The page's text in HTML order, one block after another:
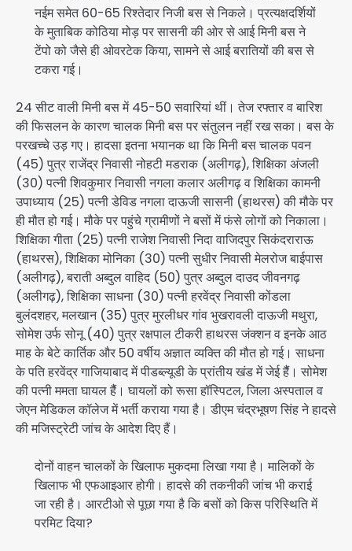
नईम समेत 60-65 रिश्तेदार निजी बस से निकले। प्रत्यक्षदर्शियों
के मुताबिक कोठिया मोड़ पर सासनी की ओर से आई मिनी बस ने
टेंपो को जैसे ही ओवरटेक किया, सामने से आई बरातियों की बस से
टकरा गई।
24 सीट वाली मिनी बस में 45-50 सवारियां थीं। तेज रफ्तार व बारिश
की फिसलन के कारण चालक मिनी बस पर संतुलन नहीं रख सका। बस के
परखच्चे उड़ गए। हादसा इतना भयानक था कि मिनी बस चालक पवन
(45) पुत्र राजेंद्र निवासी नोहटी मडराक (अलीगढ़), शिक्षिका अंजली
(30) पत्नी शिवकुमार निवासी नगला कलार अलीगढ़ व शिक्षिका कामनी
उपाध्याय (25) पत्नी डेविड नगला दाऊजी सासनी (हाथरस) की मौके पर
ही मौत हो गई। मौके पर पहुंचे ग्रामीणों ने बसों में फंसे लोगों को निकाला।
शिक्षिका गीता (25) पत्नी राजेश निवासी निदा वाजिदपुर सिकंदराराऊ
(हाथरस), शिक्षिका मोनिका (30) पत्नी सुधीर निवासी मेलरोज बाईपास
(अलीगढ़), बराती अब्दुल वाहिद (50) पुत्र अब्दुल दाउद जीवनगढ़
(अलीगढ़), शिक्षिका साधना (30) पत्नी हरवेंद्र निवासी कोंडला
बुलंदशहर, मलखान (35) पुत्र मुरलीधर गांव भुखरावली दाऊजी मथुरा,
सोमेश उर्फ सोनू (40) पुत्र रक्षपाल टीकरी हाथरस जंक्शन व इनके आठ
माह के बेटे कार्तिक और 50 वर्षीय अज्ञात व्यक्ति की मौत हो गई। साधना
के पति हरवेंद्र गाजियाबाद में पीडब्ल्यूडी के प्रांतीय खंड में जेई हैैं। सोमेश
की पत्नी ममता घायल हैैं। घायलों को रूसा हॉस्पिटल, जिला अस्पताल व
जेएन मेडिकल कॉलेज में भर्ती कराया गया है। डीएम चंद्रभूषण सिंह ने हादसे
की मजिस्ट्रेटी जांच के आदेश दिए हैं।
दोनों वाहन चालकों के खिलाफ मुकदमा लिखा गया है। मालिकों के
खिलाफ भी एफआइआर होगी। हादसे की तकनीकी जांच भी कराई
जा रही है। आरटीओ से पूछा गया है कि बसों को किस परिस्थिति में
परमिट दिया?